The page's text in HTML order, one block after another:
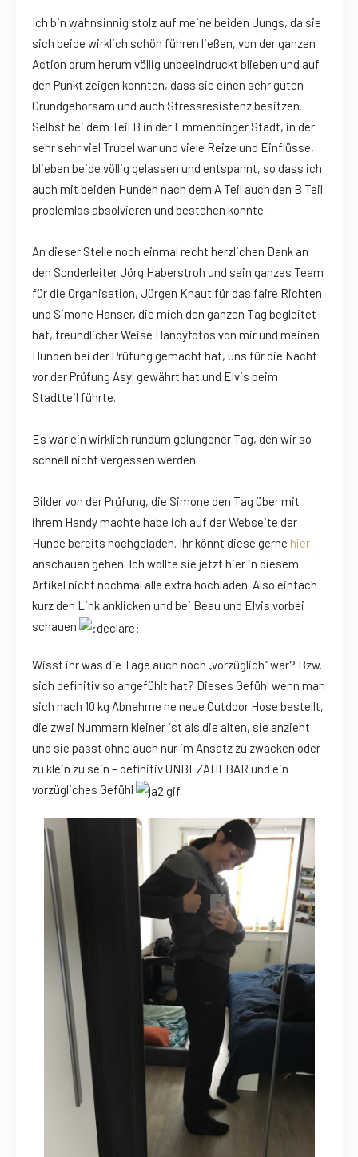
Ich bin wahnsinnig stolz auf meine beiden Jungs, da sie
sich beide wirklich schön führen ließen, von der ganzen
Action drum herum völlig unbeeindruckt blieben und auf
den Punkt zeigen konnten, dass sie einen sehr guten
Grundgehorsam und auch Stressresistenz besitzen.
Selbst bei dem Teil B in der Emmendinger Stadt, in der
sehr sehr viel Trubel war und viele Reize und Einflüsse,
blieben beide völlig gelassen und entspannt, so dass ich
auch mit beiden Hunden nach dem A Teil auch den B Teil
problemlos absolvieren und bestehen konnte.
An dieser Stelle noch einmal recht herzlichen Dank an
den Sonderleiter Jörg Haberstroh und sein ganzes Team
für die Organisation, Jürgen Knaut für das faire Richten
und Simone Hanser, die mich den ganzen Tag begleitet
hat, freundlicher Weise Handyfotos von mir und meinen
Hunden bei der Prüfung gemacht hat, uns für die Nacht
vor der Prüfung Asyl gewährt hat und Elvis beim
Stadtteil führte.
Es war ein wirklich rundum gelungener Tag, den wir so
schnell nicht vergessen werden.
Bilder von der Prüfung, die Simone den Tag über mit
ihrem Handy machte habe ich auf der Webseite der
Hunde bereits hochgeladen. Ihr könnt diese gerne hier
anschauen gehen. Ich wollte sie jetzt hier in diesem
Artikel nicht nochmal alle extra hochladen. Also einfach
kurz den Link anklicken und bei Beau und Elvis vorbei
schauen
Wisst ihr was die Tage auch noch „vorzüglich“ war? Bzw.
sich definitiv so angefühlt hat? Dieses Gefühl wenn man
sich nach 10 kg Abnahme ne neue Outdoor Hose bestellt,
die zwei Nummern kleiner ist als die alten, sie anzieht
und sie passt ohne auch nur im Ansatz zu zwacken oder
zu klein zu sein – definitiv UNBEZAHLBAR und ein
vorzügliches Gefühl